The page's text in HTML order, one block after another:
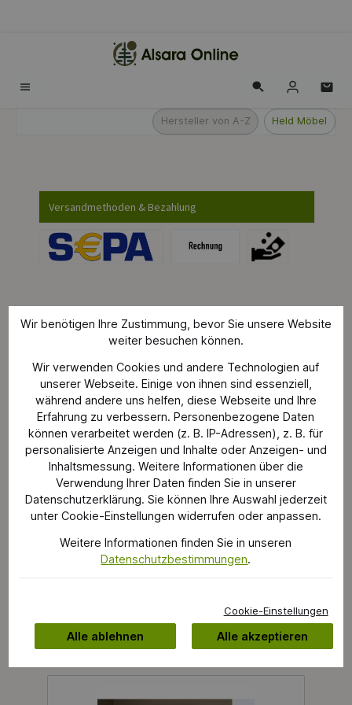
Hersteller von A-Z Held Möbel
Versandmethoden & Bezahlung
Produkte filtern
Hersteller Navigation
Produkte von Held
Möbel
Wir benötigen Ihre Zustimmung, bevor Sie unsere Website
weiter besuchen können.
Wir verwenden Cookies und andere Technologien auf
unserer Webseite. Einige von ihnen sind essenziell,
während andere uns helfen, diese Webseite und Ihre
Erfahrung zu verbessern. Personenbezogene Daten
können verarbeitet werden (z. B. IP-Adressen), z. B. für
personalisierte Anzeigen und Inhalte oder Anzeigen- und
Inhaltsmessung. Weitere Informationen über die
Verwendung Ihrer Daten finden Sie in unserer
Datenschutzerklärung. Sie können Ihre Auswahl jederzeit
unter Cookie-Einstellungen widerrufen oder anpassen.
Weitere Informationen finden Sie in unseren
Datenschutzbestimmungen.
Cookie-Einstellungen
Alle ablehnen Alle akzeptieren